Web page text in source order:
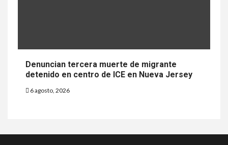
Denuncian tercera muerte de migrante
detenido en centro de ICE en Nueva Jersey
6 agosto, 2026